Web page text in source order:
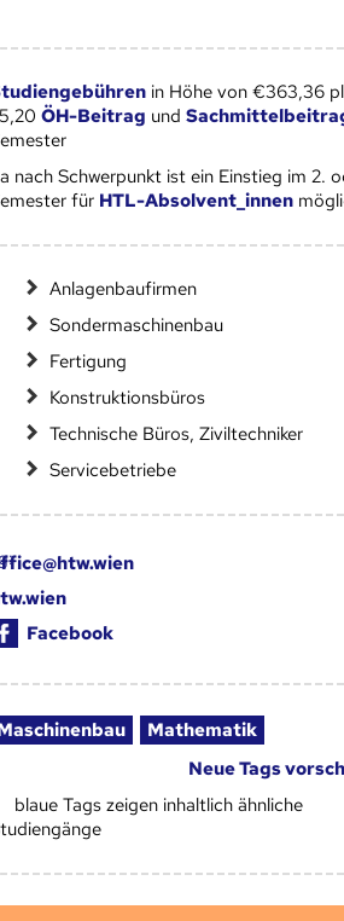
in Höhe von €363,36
ÖH-Beitrag und
nach Schwerpunkt ist ein Einstieg im 2.
für HTL-Absolvent_innen
Anlagenbaufirmen
Sondermaschinenbau
Fertigung
Konstruktionsbüros
Technische Büros, Ziviltechniker
Servicebetriebe
Facebook
Mathematik
Neue Tags
blaue Tags zeigen inhaltlich ähnliche